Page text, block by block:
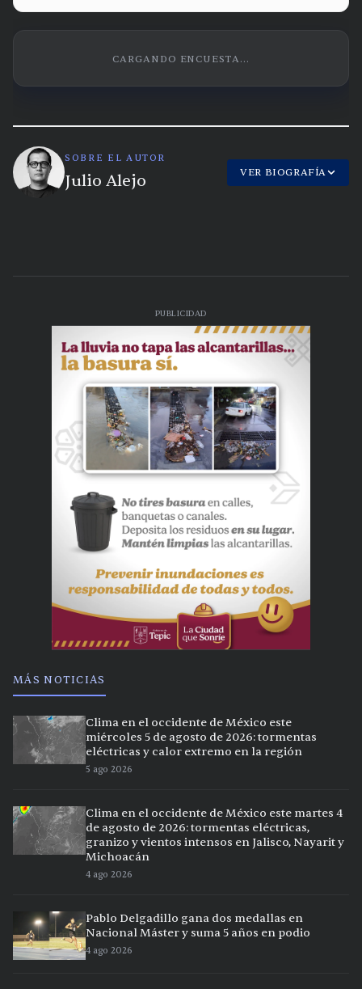
CARGANDO ENCUESTA...
SOBRE EL AUTOR
Julio Alejo VER BIOGRAFÍA
PUBLICIDAD
MÁS NOTICIAS
Clima en el occidente de México este
miércoles 5 de agosto de 2026: tormentas
eléctricas y calor extremo en la región
5 ago 2026
Clima en el occidente de México este martes 4
de agosto de 2026: tormentas eléctricas,
granizo y vientos intensos en Jalisco, Nayarit y
Michoacán
4 ago 2026
Pablo Delgadillo gana dos medallas en
Nacional Máster y suma 5 años en podio
4 ago 2026